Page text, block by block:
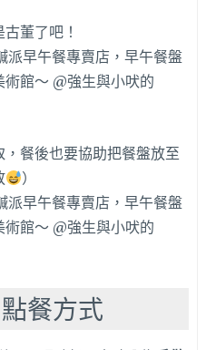
董了吧！
餐後也要協助把餐盤放至
）
餐方式